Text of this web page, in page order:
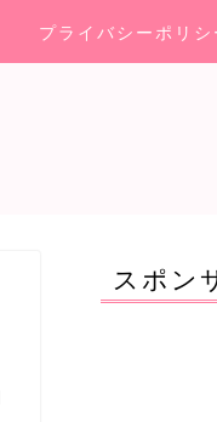
プライバシーポリシ
スポン